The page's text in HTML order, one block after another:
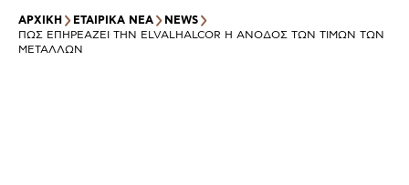
ΑΡΧΙΚΉ ΕΤΑΙΡΙΚΑ ΝΕΑ
NEWS
ΠΏΣ ΕΠΗΡΕΆΖΕΙ ΤΗΝ ELVALHALCOR Η ΆΝΟΔΟΣ ΤΩΝ ΤΙΜΏΝ ΤΩΝ
ΜΕΤΆΛΛΩΝ